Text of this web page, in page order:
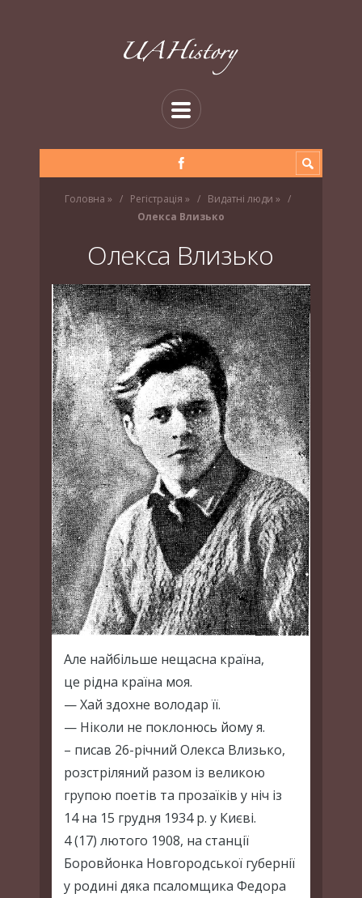
Головна » Регістрація » Видатні люди »
Олекса Влизько
Олекса Влизько
Але найбільше нещасна країна,
це рідна країна моя.
— Хай здохне володар її.
— Ніколи не поклонюсь йому я.
– писав 26-річний Олекса Влизько,
розстріляний разом із великою
групою поетів та прозаїків у ніч із
14 на 15 грудня 1934 р. у Києві.
4 (17) лютого 1908, на станції
Боровйонка Новгородської губернії
у родині дяка псаломщика Федора